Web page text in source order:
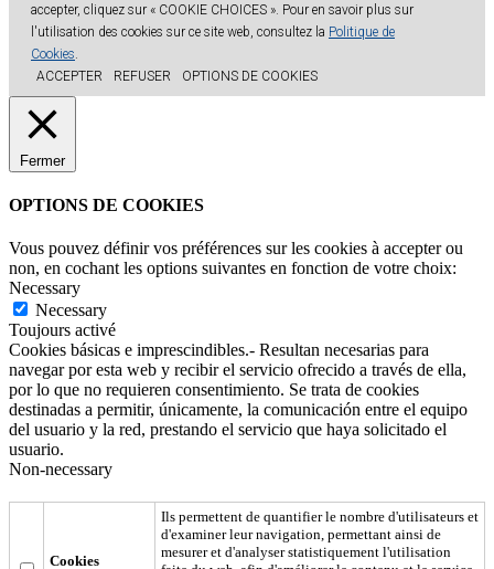
accepter, cliquez sur « COOKIE CHOICES ». Pour en savoir plus sur
l'utilisation des cookies sur ce site web, consultez la Politique de
Cookies
ACCEPTER
REFUSER OPTIONS DE COOKIES
Fermer
OPTIONS DE COOKIES
Vous pouvez définir vos préférences sur les cookies à accepter ou
non, en cochant les options suivantes en fonction de votre choix:
Necessary
Necessary
Toujours activé
Cookies básicas e imprescindibles.- Resultan necesarias para
navegar por esta web y recibir el servicio ofrecido a través de ella,
por lo que no requieren consentimiento. Se trata de cookies
destinadas a permitir, únicamente, la comunicación entre el equipo
del usuario y la red, prestando el servicio que haya solicitado el
usuario.
Non-necessary
Cookies
Ils permettent de quantifier le nombre d'utilisateurs et
d'examiner leur navigation, permettant ainsi de
mesurer et d'analyser statistiquement l'utilisation